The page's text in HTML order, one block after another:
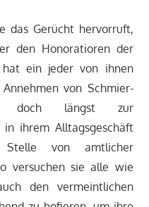
das Gerücht hervorruft,
den Honoratioren der
ein jeder von ihnen
von Schmier-
doch längst zur
in ihrem Alltagsgeschäft
von amtlicher
versuchen sie alle wie
den vermeintlichen